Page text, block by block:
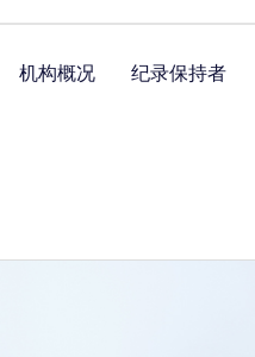
机构概况 纪录保持者